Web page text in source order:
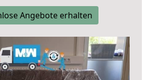
Angebote erhalten